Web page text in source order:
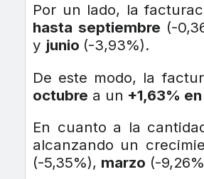
Por un lado, la
hasta septiembre (-
y junio (-3,93%).
De este modo, la
octubre a un +1,63%
En cuanto a la
alcanzando un
(-5,35%), marzo (-